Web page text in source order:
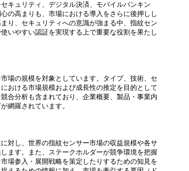
キュリティ、デジタル決済、モバイルバンキン
の高まりも、市場における導入をさらに後押しし
り、セキュリティへの意識が強まる中、指紋セン
いやすい認証を実現する上で重要な役割を果たし
場の規模を対象としています。タイプ、技術、セ
おける市場規模および成長性の推定を目的として
合分析も含まれており、企業概要、製品・事業内
網羅されています。
対し、世界の指紋センサー市場の収益規模や各サ
ます。また、ステークホルダーが競争環境を把握
場参入・展開戦略を策定したりするための知見を